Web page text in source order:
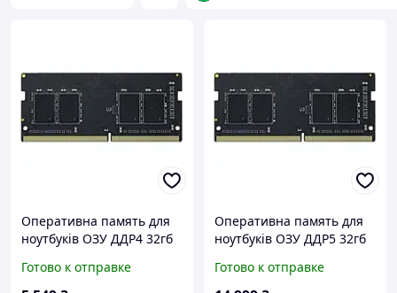
Оперативна память для
ноутбуків ОЗУ ДДР4 32гб
Готово к отправке
Оперативна память для
ноутбуків ОЗУ ДДР5 32гб
Готово к отправке